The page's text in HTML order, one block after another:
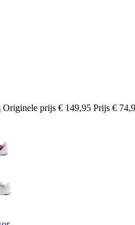
Originele prijs € 149,95 Prijs €